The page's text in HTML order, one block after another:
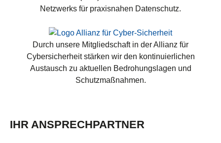
Netzwerks für praxisnahen Datenschutz.
Durch unsere Mitgliedschaft in der Allianz für
Cybersicherheit stärken wir den kontinuierlichen
Austausch zu aktuellen Bedrohungslagen und
Schutzmaßnahmen.
IHR ANSPRECHPARTNER